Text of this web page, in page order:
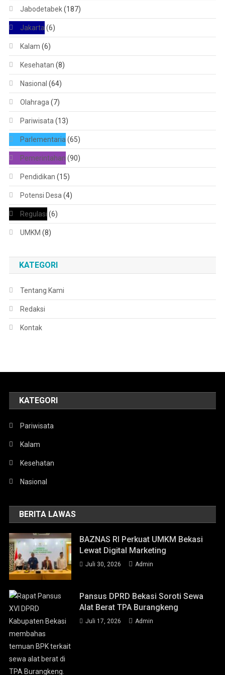
Jabodetabek(187)
Jakarta (6)
Kalam (6)
Kesehatan (8)
Nasional (64)
Olahraga (7)
Pariwisata (13)
Parlementaria (65)
Pemerintahan (90)
Pendidikan (15)
Potensi Desa (4)
Regulasi (6)
UMKM (8)
KATEGORI
Tentang Kami
Redaksi
Kontak
KATEGORI
Pariwisata
Kalam
Kesehatan
Nasional
BERITA LAWAS
BAZNAS RI Perkuat UMKM Bekasi
Lewat Digital Marketing
Juli 30, 2026 Admin
Pansus DPRD Bekasi Soroti Sewa
Alat Berat TPA Burangkeng
Juli 17, 2026 Admin